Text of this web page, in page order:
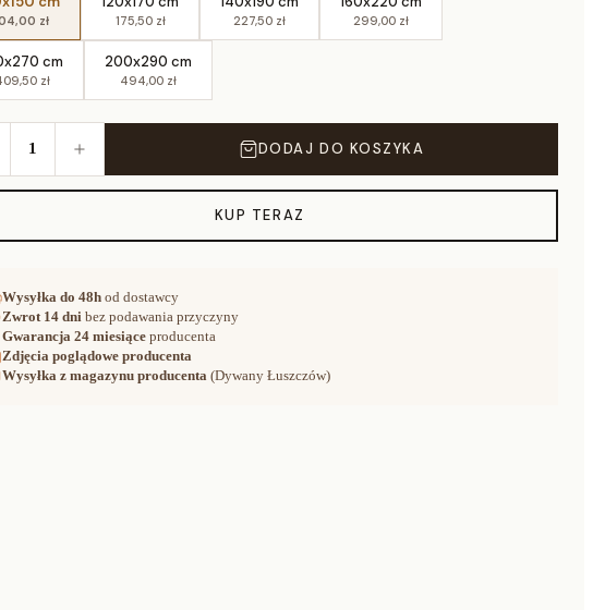
zł 175,50 zł 227,50 zł 299,00 zł
cm
zł
200x290 cm
494,00 zł
1 DODAJ DO KOSZYKA
KUP TERAZ
Wysyłkado 48h od dostawcy
Zwrot 14 dni bez podawania przyczyny
Gwarancja24 miesiące producenta
Zdjęcia poglądowe producenta
Wysyłka z magazynu producenta (Dywany Łuszczów)